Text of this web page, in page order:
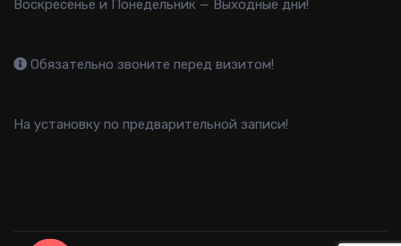
Воскресенье и Понедельник — Выходные дни!
Обязательно звоните перед визитом!
На установку по предварительной записи!